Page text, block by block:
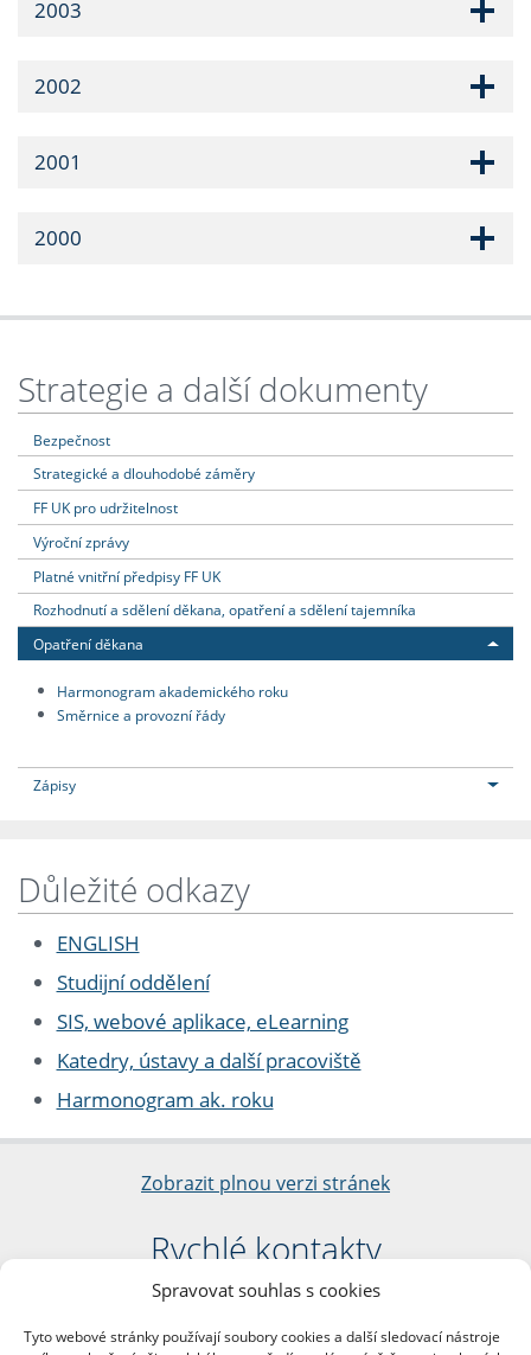
Spravovat souhlas s cookies
Tyto webové stránky používají soubory cookies a další sledovací nástroje
2003
2002
2001
2000
Strategie a další dokumenty
Bezpečnost
Strategické a dlouhodobé záměry
FF UK pro udržitelnost
Výroční zprávy
Platné vnitřní předpisy FF UK
Rozhodnutí a sdělení děkana, opatření a sdělení tajemníka
Opatření děkana
Harmonogram akademického roku
Směrnice a provozní řády
Zápisy
Důležité odkazy
ENGLISH
Studijní oddělení
SIS, webové aplikace, eLearning
Katedry, ústavy a další pracoviště
Harmonogram ak. roku
Zobrazit plnou verzi stránek
Rychlé kontakty
Filozofická fakulta
nám. Jana Palacha 1/2